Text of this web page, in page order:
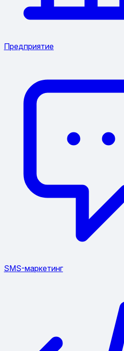
Предприятие
SMS-маркетинг